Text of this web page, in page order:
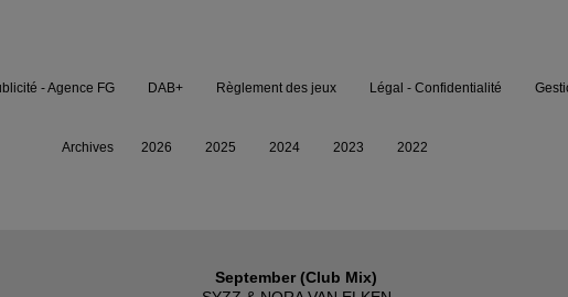
September (club Mix)
- Agence FG DAB+ Règlement des jeux Légal - Confidentialité
Archives 2026 2025 2024 2023 2022